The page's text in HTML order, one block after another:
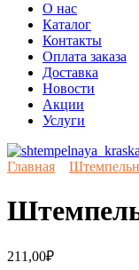
О нас
Каталог
Контакты
Оплата заказа
Доставка
Новости
Акции
Услуги
Главная
211,00₽